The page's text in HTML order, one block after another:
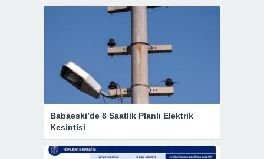
Babaeski’de 8 Saatlik Planlı Elektrik
Kesintisi